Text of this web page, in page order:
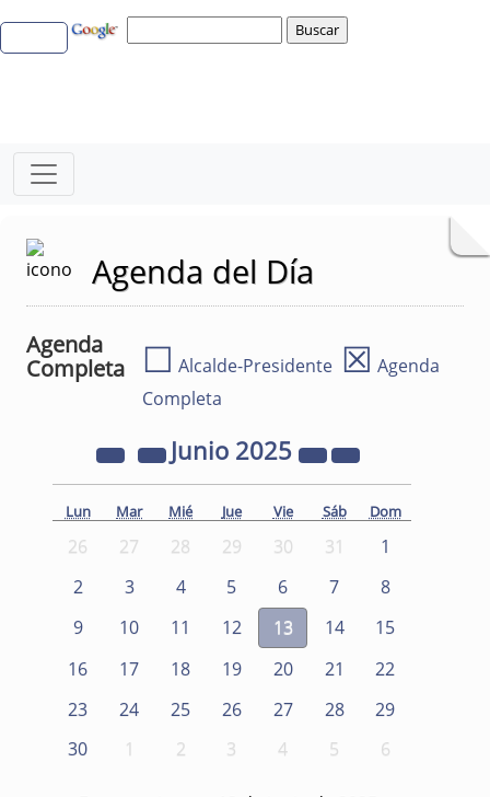
Agenda del Día
Agenda
Completa
☐ Alcalde-Presidente ☒ Agenda
Completa
Junio 2025
Lun Mar Mié Jue Vie Sáb Dom
26 27 28 29 30 31
1
2
3 4 5 6 7
8
9
10 11 12 13 14
15
16
17 18 19 20 21
22
23
24 25 26 27 28
29
30
1 2 3 4 5 6